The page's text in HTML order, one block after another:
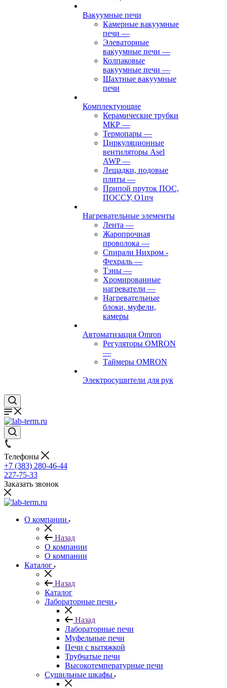
Вакуумные печи
Камерные вакуумные
печи —
Элеваторные
вакуумные печи —
Колпаковые
вакуумные печи —
Шахтные вакуумные
печи
Комплектующие
Керамические трубки
МКР —
Термопары —
Циркуляционные
вентиляторы Asel
AWP—
Лещадки, подовые
плиты —
Припой пруток ПОС,
ПОССУ, О1пч
Нагревательные элементы
Лента —
Жаропрочная
проволока —
Спирали Нихром -
Фехраль —
Тэны —
Хромированные
нагреватели —
Нагревательные
блоки, муфели,
камеры
Автоматизация Omron
Регуляторы OMRON
—
Таймеры OMRON
Электросушители для рук
Телефоны
+7 (383) 280-46-44
227-75-33
Заказать звонок
О компании
Назад
О компании
О компании
Каталог
Назад
Каталог
Лабораторные печи
Назад
Лабораторные печи
Муфельные печи
Печи с вытяжкой
Трубчатые печи
Высокотемпературные печи
Сушильные шкафы